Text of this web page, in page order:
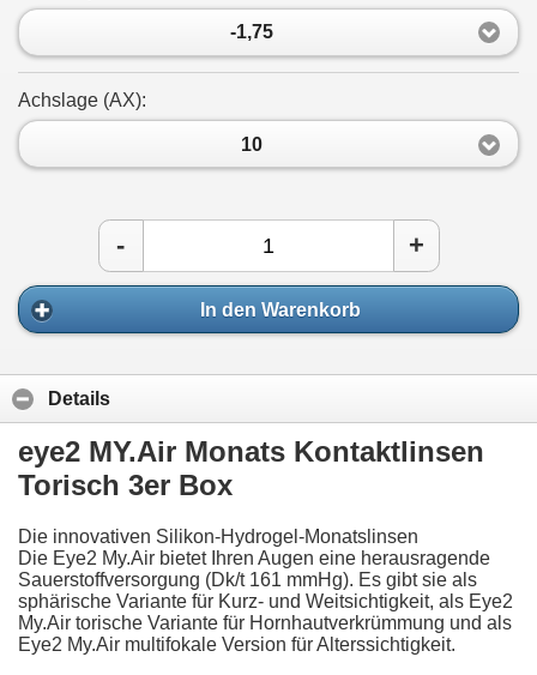
-1,75
Achslage (AX):
10
- +
In den Warenkorb
Details
eye2 MY.Air Monats Kontaktlinsen
Torisch 3er Box
Die innovativen Silikon-Hydrogel-Monatslinsen
Die Eye2 My.Air bietet Ihren Augen eine herausragende
Sauerstoffversorgung (Dk/t 161 mmHg). Es gibt sie als
sphärische Variante für Kurz- und Weitsichtigkeit, als Eye2
My.Air torische Variante für Hornhautverkrümmung und als
Eye2 My.Air multifokale Version für Alterssichtigkeit.